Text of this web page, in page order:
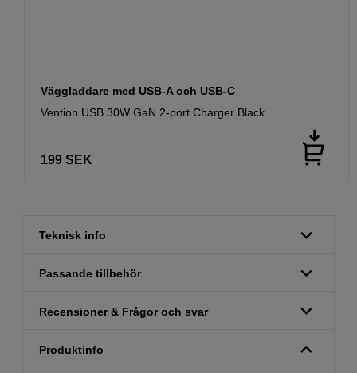
Väggladdare med USB-A och USB-C
Vention USB 30W GaN 2-port Charger Black
199 SEK
Teknisk info
Passande tillbehör
Recensioner & Frågor och svar
Produktinfo